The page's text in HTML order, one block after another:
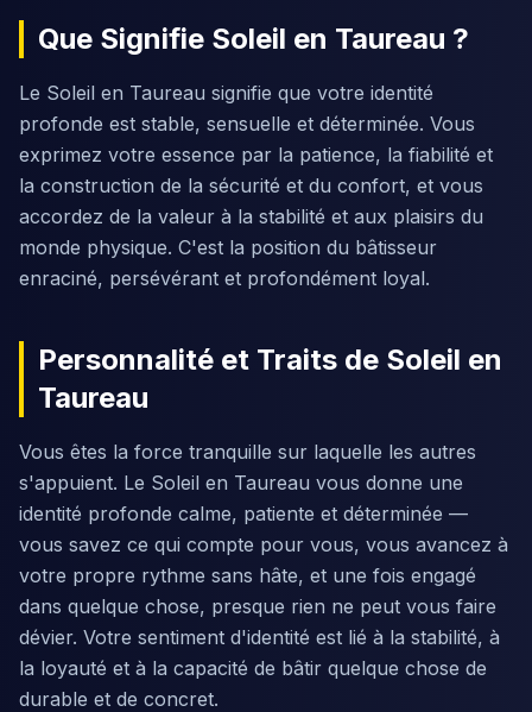
Que Signifie Soleil en Taureau ?
Le Soleil en Taureau signifie que votre identité
profonde est stable, sensuelle et déterminée. Vous
exprimez votre essence par la patience, la fiabilité et
la construction de la sécurité et du confort, et vous
accordez de la valeur à la stabilité et aux plaisirs du
monde physique. C'est la position du bâtisseur
enraciné, persévérant et profondément loyal.
Personnalité et Traits de Soleil en
Taureau
Vous êtes la force tranquille sur laquelle les autres
s'appuient. Le Soleil en Taureau vous donne une
identité profonde calme, patiente et déterminée —
vous savez ce qui compte pour vous, vous avancez à
votre propre rythme sans hâte, et une fois engagé
dans quelque chose, presque rien ne peut vous faire
dévier. Votre sentiment d'identité est lié à la stabilité, à
la loyauté et à la capacité de bâtir quelque chose de
durable et de concret.